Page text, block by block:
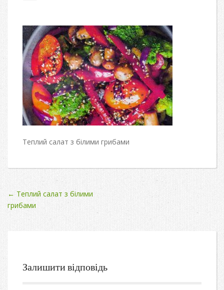
Теплий салат з білими грибами
Post
navigation
← Теплий салат з білими
грибами
Залишити відповідь